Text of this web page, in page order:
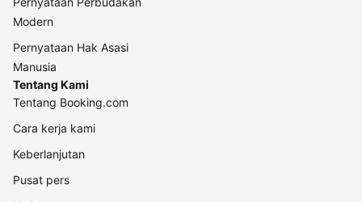
Modern
Pernyataan Hak Asasi
Manusia
Tentang Kami
Tentang Booking.com
Cara kerja kami
Keberlanjutan
Pusat pers